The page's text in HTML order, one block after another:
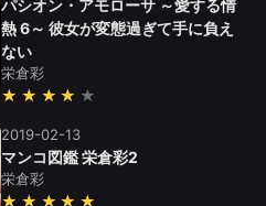
パシオン・アモローサ ～愛する情
熱 6～ 彼女が変態過ぎて手に負え
ない
栄倉彩
★★★★
2019-02-13
マンコ図鑑 栄倉彩2
栄倉彩
★★★★★